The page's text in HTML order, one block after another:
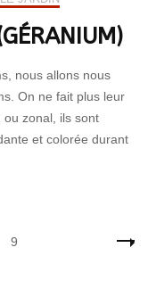
nous allons nous
On ne fait plus leur
ou zonal, ils sont
et colorée durant
Page
9